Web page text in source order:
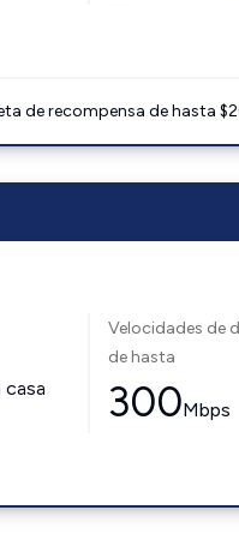
de recompensa de hasta
Velocidades de
de hasta
300Mbps